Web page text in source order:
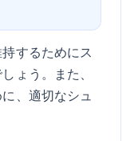
するためにス
ょう。また、
、適切なシュ